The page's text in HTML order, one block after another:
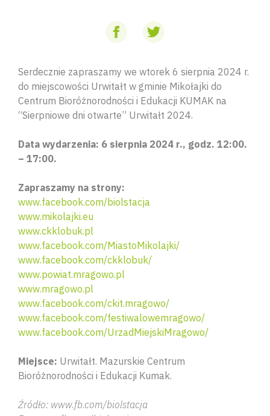
Serdecznie zapraszamy we wtorek 6 sierpnia 2024 r.
do miejscowości Urwitałt w gminie Mikołajki do
Centrum Bioróżnorodności i Edukacji KUMAK na
“Sierpniowe dni otwarte” Urwitałt 2024.
Data wydarzenia: 6 sierpnia 2024 r., godz. 12:00.
– 17:00.
Zapraszamy na strony:
www.facebook.com/biolstacja
www.mikolajki.eu
www.ckklobuk.pl
www.facebook.com/MiastoMikolajki/
www.facebook.com/ckklobuk/
www.powiat.mragowo.pl
www.mragowo.pl
www.facebook.com/ckit.mragowo/
www.facebook.com/festiwalowemragowo/
www.facebook.com/UrzadMiejskiMragowo/
Miejsce: Urwitałt. Mazurskie Centrum
Bioróżnorodności i Edukacji Kumak.
Źródło: www.fb.com/biolstacja